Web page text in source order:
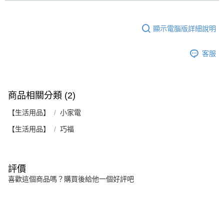
顯示電腦版詳細說明
客服
商品相關分類 (2)
【生活用品】 小家電
【生活用品】 巧福
評價
喜歡這個商品嗎？購買後給他一個好評吧